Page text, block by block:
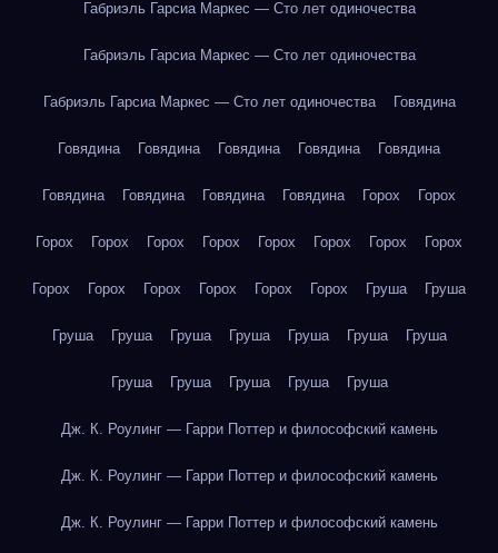
Габриэль Гарсиа Маркес — Сто лет одиночества
Габриэль Гарсиа Маркес — Сто лет одиночества
Габриэль Гарсиа Маркес — Сто лет одиночества Говядина
Говядина Говядина Говядина Говядина Говядина
Говядина Говядина Говядина Говядина Горох Горох
Горох Горох Горох Горох Горох Горох Горох Горох
Горох Горох Горох Горох Горох Горох Груша Груша
Груша Груша Груша Груша Груша Груша Груша
Груша Груша Груша Груша Груша
Дж. К. Роулинг — Гарри Поттер и философский камень
Дж. К. Роулинг — Гарри Поттер и философский камень
Дж. К. Роулинг — Гарри Поттер и философский камень